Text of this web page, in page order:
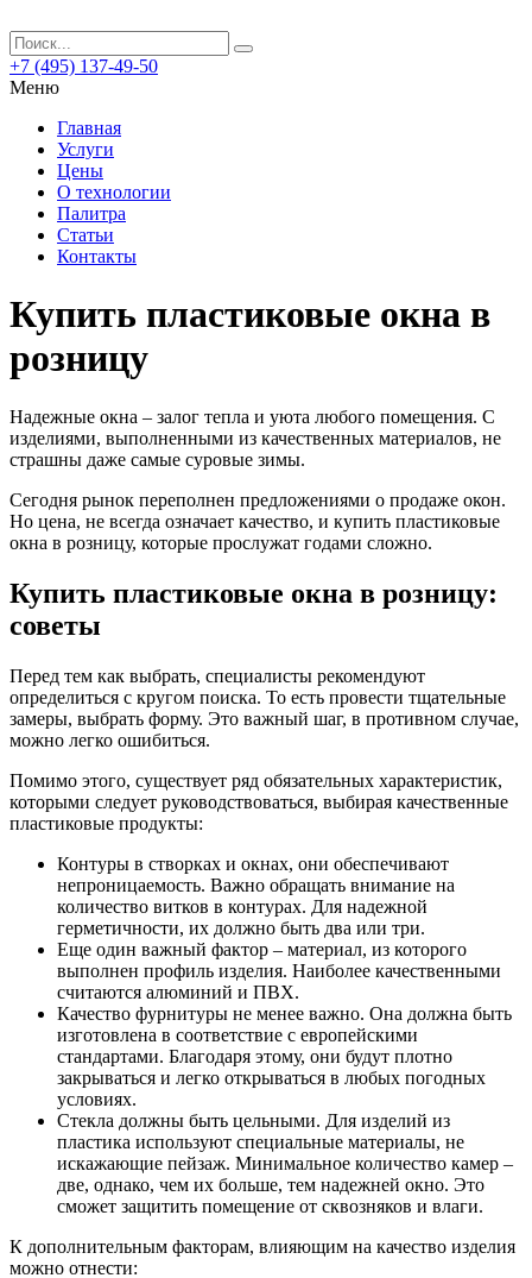
+7 (495) 137-49-50
Меню
Главная
Услуги
Цены
О технологии
Палитра
Статьи
Контакты
Купить пластиковые окна в
розницу
Надежные окна – залог тепла и уюта любого помещения. С
изделиями, выполненными из качественных материалов, не
страшны даже самые суровые зимы.
Сегодня рынок переполнен предложениями о продаже окон.
Но цена, не всегда означает качество, и купить пластиковые
окна в розницу, которые прослужат годами сложно.
Купить пластиковые окна в розницу:
советы
Перед тем как выбрать, специалисты рекомендуют
определиться с кругом поиска. То есть провести тщательные
замеры, выбрать форму. Это важный шаг, в противном случае,
можно легко ошибиться.
Помимо этого, существует ряд обязательных характеристик,
которыми следует руководствоваться, выбирая качественные
пластиковые продукты:
Контуры в створках и окнах, они обеспечивают
непроницаемость. Важно обращать внимание на
количество витков в контурах. Для надежной
герметичности, их должно быть два или три.
Еще один важный фактор – материал, из которого
выполнен профиль изделия. Наиболее качественными
считаются алюминий и ПВХ.
Качество фурнитуры не менее важно. Она должна быть
изготовлена в соответствие с европейскими
стандартами. Благодаря этому, они будут плотно
закрываться и легко открываться в любых погодных
условиях.
Стекла должны быть цельными. Для изделий из
пластика используют специальные материалы, не
искажающие пейзаж. Минимальное количество камер –
две, однако, чем их больше, тем надежней окно. Это
сможет защитить помещение от сквозняков и влаги.
К дополнительным факторам, влияющим на качество изделия
можно отнести: